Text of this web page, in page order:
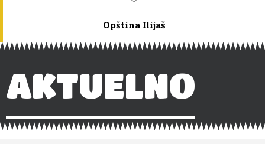
Opština Ilijaš
AKTUELNO